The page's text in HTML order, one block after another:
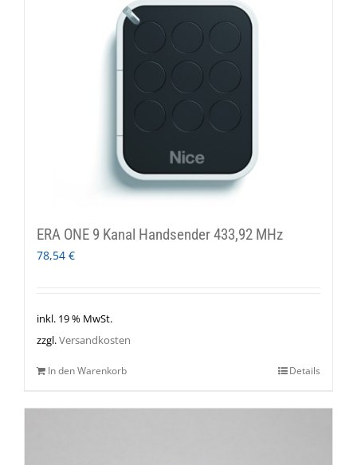
ERA ONE 9 Kanal Handsender 433,92 MHz
78,54 €
inkl. 19 % MwSt.
zzgl.Versandkosten
In den Warenkorb Details